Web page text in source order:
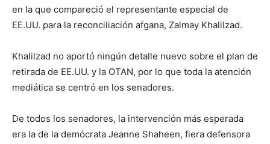
en la que compareció el representante especial de
EE.UU. para la reconciliación afgana, Zalmay Khalilzad.
Khalilzad no aportó ningún detalle nuevo sobre el plan de
retirada de EE.UU. y la OTAN, por lo que toda la atención
mediática se centró en los senadores.
De todos los senadores, la intervención más esperada
era la de la demócrata Jeanne Shaheen, fiera defensora